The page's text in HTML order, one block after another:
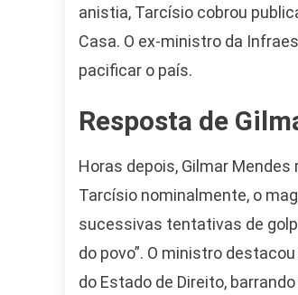
anistia, Tarcísio cobrou
Casa. O ex-ministro da
pacificar o país.
Resposta de
Horas depois, Gilmar
Tarcísio nominalmente, o
sucessivas tentativas de
do povo”. O ministro
do Estado de Direito,